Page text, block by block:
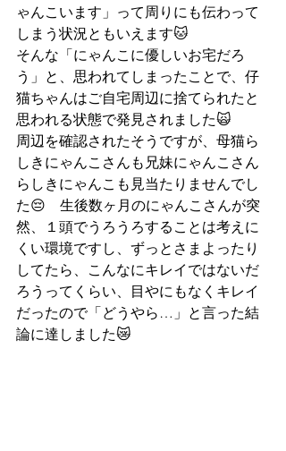
ゃんこいます」って周りにも伝わって
しまう状況ともいえます🐱
そんな「にゃんこに優しいお宅だろ
う」と、思われてしまったことで、仔
猫ちゃんはご自宅周辺に捨てられたと
思われる状態で発見されました🙀
周辺を確認されたそうですが、母猫ら
しきにゃんこさんも兄妹にゃんこさん
らしきにゃんこも見当たりませんでし
た😔　生後数ヶ月のにゃんこさんが突
然、１頭でうろうろすることは考えに
くい環境ですし、ずっとさまよったり
してたら、こんなにキレイではないだ
ろうってくらい、目やにもなくキレイ
だったので「どうやら…」と言った結
論に達しました😿